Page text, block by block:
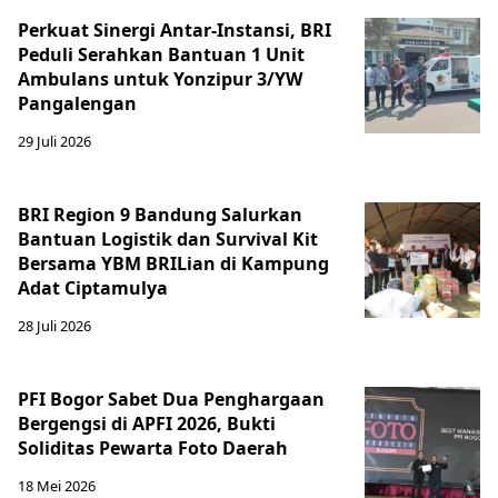
Perkuat Sinergi Antar-Instansi, BRI
Peduli Serahkan Bantuan 1 Unit
Ambulans untuk Yonzipur 3/YW
Pangalengan
29 Juli 2026
BRI Region 9 Bandung Salurkan
Bantuan Logistik dan Survival Kit
Bersama YBM BRILian di Kampung
Adat Ciptamulya
28 Juli 2026
PFI Bogor Sabet Dua Penghargaan
Bergengsi di APFI 2026, Bukti
Soliditas Pewarta Foto Daerah
18 Mei 2026